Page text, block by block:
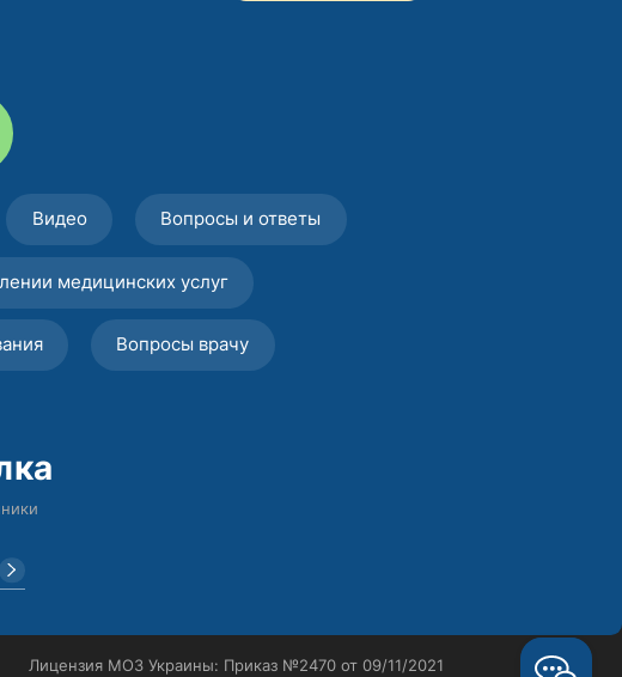
Видео Вопросы и ответы
медицинских услуг
Вопросы врачу
Лицензия МОЗ Украины: Приказ №2470 от 09/11/2021